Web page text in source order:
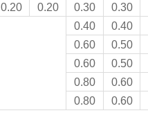
0.20 0.20 0.30 0.30
0.40 0.40
0.60 0.50
0.60 0.50
0.80 0.60
0.80 0.60